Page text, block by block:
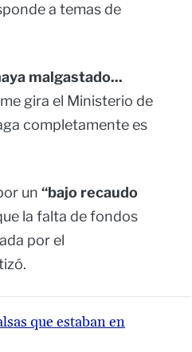
a temas de
malgastado...
gira el Ministerio de
completamente es
un “bajo recaudo
la falta de fondos
por el
que estaban en